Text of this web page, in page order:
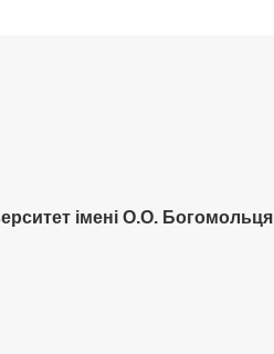
імені О.О. Богомольця